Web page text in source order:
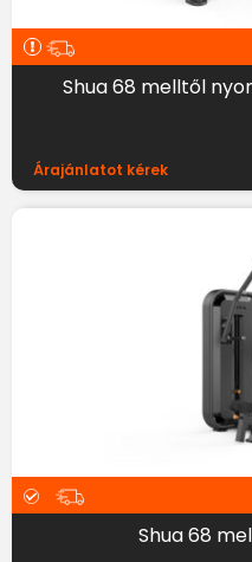
Shua 68 melltől
Árajánlatot kérek
Shua 68